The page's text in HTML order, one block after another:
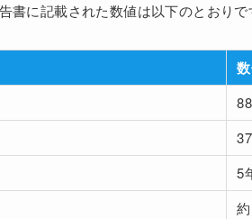
書に記載された数値は以下のとおりで
5